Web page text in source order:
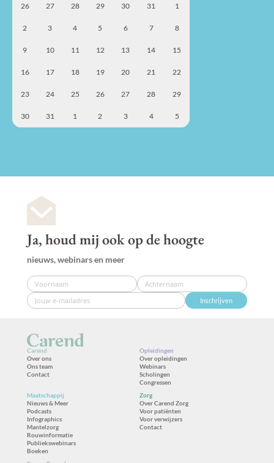
26 27 28 29 30 31 1
2 3 4 5 6 7 8
9 10 11 12 13 14 15
16 17 18 19 20 21 22
23 24 25 26 27 28 29
30 31 1 2 3 4 5
Ja, houd mij ook op de hoogte
nieuws, webinars en meer
Inschrijven
Carend
Over ons
Ons team
Contact
Opleidingen
Over opleidingen
Webinars
Scholingen
Congressen
Maatschappij
Nieuws & Meer
Podcasts
Infographics
Mantelzorg
Rouwinformatie
Publiekswebinars
Boeken
Zorg
Over Carend Zorg
Voor patiënten
Voor verwijzers
Contact